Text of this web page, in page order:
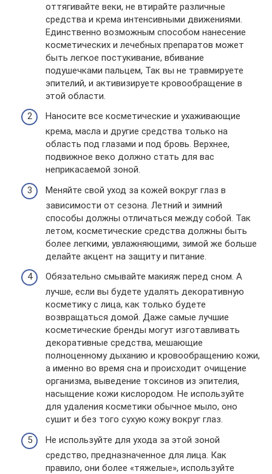
оттягивайте веки, не втирайте различные
средства и крема интенсивными движениями.
Единственно возможным способом нанесение
косметических и лечебных препаратов может
быть легкое постукивание, вбивание
подушечками пальцем, Так вы не травмируете
эпителий, и активизируете кровообращение в
этой области.
Наносите все косметические и ухаживающие
крема, масла и другие средства только на
область под глазами и под бровь. Верхнее,
подвижное веко должно стать для вас
неприкасаемой зоной.
Меняйте свой уход за кожей вокруг глаз в
зависимости от сезона. Летний и зимний
способы должны отличаться между собой. Так
летом, косметические средства должны быть
более легкими, увлажняющими, зимой же больше
делайте акцент на защиту и питание.
Обязательно смывайте макияж перед сном. А
лучше, если вы будете удалять декоративную
косметику с лица, как только будете
возвращаться домой. Даже самые лучшие
косметические бренды могут изготавливать
декоративные средства, мешающие
полноценному дыханию и кровообращению кожи,
а именно во время сна и происходит очищение
организма, выведение токсинов из эпителия,
насыщение кожи кислородом. Не используйте
для удаления косметики обычное мыло, оно
сушит и без того сухую кожу вокруг глаз.
Не используйте для ухода за этой зоной
средство, предназначенное для лица. Как
правило, они более «тяжелые», используйте